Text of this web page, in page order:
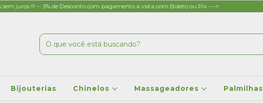
!!! -- 5% de Desconto com pagamento a vista com Boleto ou Pix --->
Bijouterias Chinelos Massageadores Palmilhas